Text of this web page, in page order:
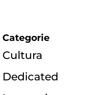
Categorie
Cultura
Dedicated